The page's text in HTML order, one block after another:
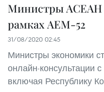
Министры АСЕАН
рамках AEM-52
31/08/2020 02:45
Министры экономики
онлайн-консультации
включая Республику